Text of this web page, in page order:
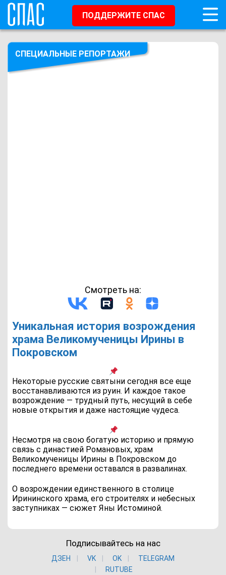
ПОДДЕРЖИТЕ СПАС
СПЕЦИАЛЬНЫЕ РЕПОРТАЖИ
Смотреть на:
Уникальная история возрождения
храма Великомученицы Ирины в
Покровском
Некоторые русские святыни сегодня все еще
восстанавливаются из руин. И каждое такое
возрождение — трудный путь, несущий в себе
новые открытия и даже настоящие чудеса.
Несмотря на свою богатую историю и прямую
связь с династией Романовых, храм
Великомученицы Ирины в Покровском до
последнего времени оставался в развалинах.
О возрождении единственного в столице
Ирининского храма, его строителях и небесных
заступниках — сюжет Яны Истоминой.
Подписывайтесь на нас
ДЗЕН VK ОK
TELEGRAM
RUTUBE